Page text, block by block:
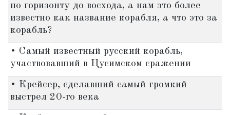
по горизонту до восхода, а нам это более
известно как название корабля, а что это за
корабль?
• Самый известный русский корабль,
участвовавший в Цусимском сражении
• Крейсер, сделавший самый громкий
выстрел 20-го века